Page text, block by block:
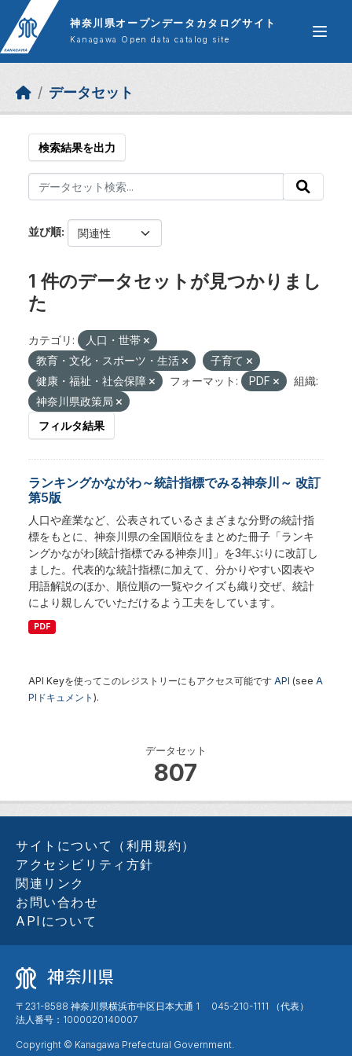
Skip to main content
神奈川県オープンデータカタログサイト
Kanagawa Open data catalog site
データセット
データセット
807
検索結果を出力
並び順
1 件のデータセットが見つかりまし
た
カテゴリ:
人口・世帯
教育・文化・スポーツ・生活
子育て
健康・福祉・社会保障
フォーマット: PDF
組織:
神奈川県政策局
フィルタ結果
ランキングかながわ～統計指標でみる神奈川～ 改訂
第5版
人口や産業など、公表されているさまざまな分野の統計指
標をもとに、神奈川県の全国順位をまとめた冊子「ランキ
ングかながわ[統計指標でみる神奈川]」を3年ぶりに改訂し
ました。代表的な統計指標に加えて、分かりやすい図表や
用語解説のほか、順位順の一覧やクイズも織り交ぜ、統計
により親しんでいただけるよう工夫をしています。
PDF
API Keyを使ってこのレジストリーにもアクセス可能です API (see A
PIドキュメント ).
サイトについて（利用規約）
アクセシビリティ方針
関連リンク
お問い合わせ
APIについて
〒231-8588 神奈川県横浜市中区日本大通 1 045-210-1111 （代表）
法人番号：1000020140007
Copyright © Kanagawa Prefectural Government.